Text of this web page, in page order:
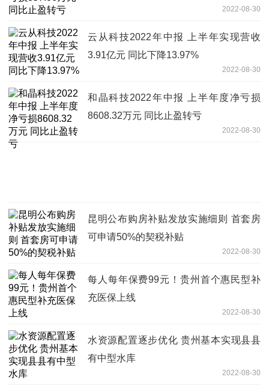
2022-08-30
云从科技2022年中报 上半年实现营收
3.91亿元 同比下降13.97%
2022-08-30
和晶科技2022年中报 上半年度净亏损
8608.32万元 同比止盈转亏
2022-08-30
昆明公布购房补贴发放实施细则 首套房
可申请50%的契税补贴
2022-08-30
每人每年保费99元！贵州首个惠民型补
充医保上线
2022-08-30
水资源配置逐步优化 贵州基本实现县县
有中型水库
2022-08-30